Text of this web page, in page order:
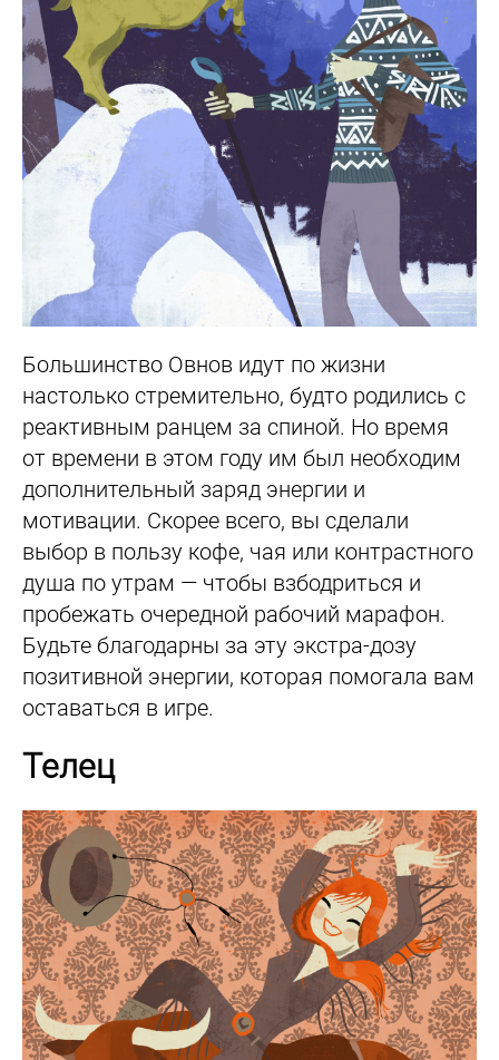
Большинство Овнов идут по жизни
настолько стремительно, будто родились с
реактивным ранцем за спиной. Но время
от времени в этом году им был необходим
дополнительный заряд энергии и
мотивации. Скорее всего, вы сделали
выбор в пользу кофе, чая или контрастного
душа по утрам — чтобы взбодриться и
пробежать очередной рабочий марафон.
Будьте благодарны за эту экстра-дозу
позитивной энергии, которая помогала вам
оставаться в игре.
Телец